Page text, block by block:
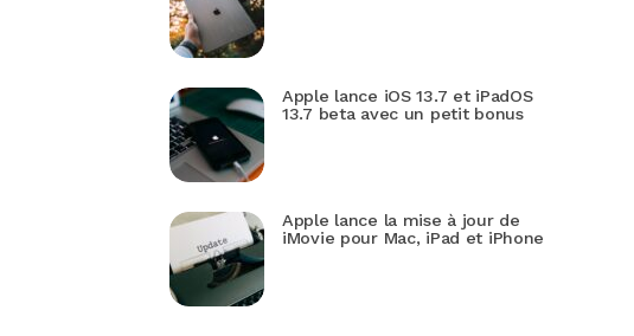
Apple lance iOS 13.7 et iPadOS
13.7 beta avec un petit bonus
Apple lance la mise à jour de
iMovie pour Mac, iPad et iPhone